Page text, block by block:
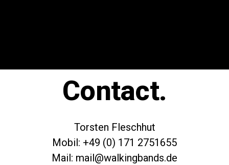
Contact.
Torsten Fleschhut
Mobil: +49 (0) 171 2751655
Mail: mail@walkingbands.de